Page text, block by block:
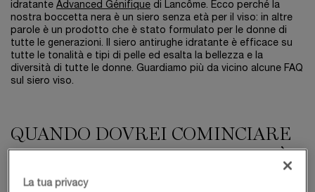
idratante Advanced Génifique di Lancôme. Ecco perché la
nostra boccetta nera è un siero senza età per il viso: in altre
parole è un prodotto che è stato formulato per le donne di
tutte le generazioni. Il siero antirughe idratante è efficace su
tutte le tonalità e tipi di pelle ed esalta la bellezza e la
diversità di tutte le donne. Guardiamo più da vicino alcune FAQ
sul siero viso.
QUANDO DOVREI COMINCIARE
AD USARE UN SIERO ANTI-ETÀ?
Ogni donna ha un tipo di pelle diverso motivo per cui non c'è
La tua privacy